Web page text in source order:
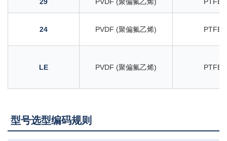
24 PVDF (聚偏氟乙烯) PTFE
LE PVDF (聚偏氟乙烯) PTFE
型号选型编码规则